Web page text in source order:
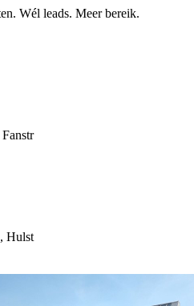
Wél leads. Meer bereik.
Hulst